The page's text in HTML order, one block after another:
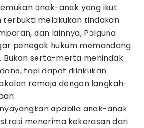
anak-anak yang ikut
terbukti melakukan tindakan
dan lainnya, Palguna
penegak hukum memandang
Bukan serta-merta menindak
tapi dapat dilakukan
remaja dengan langkah-
apabila anak-anak
menerima kekerasan dari